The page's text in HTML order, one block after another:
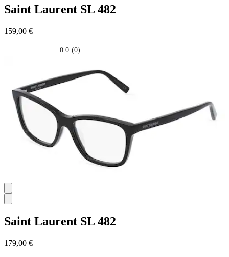
Saint Laurent SL 482
159,00 €
0.0 (0)
Saint Laurent SL 482
179,00 €